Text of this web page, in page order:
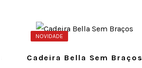
NOVIDADE
Cadeira Bella Sem Braços